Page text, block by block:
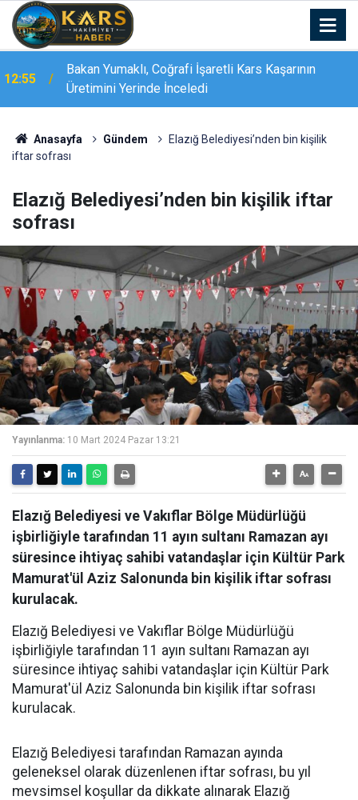
12:55
Bakan Yumaklı Kars’ta GEKİS’i tanıttı: Büyükbaş
hayvancılıkta "dijital kimlik" dönemi başladı
Anasayfa Gündem
Elazığ Belediyesi’nden bin kişilik
iftar sofrası
Elazığ Belediyesi’nden bin kişilik iftar
sofrası
Yayınlanma: 10 Mart 2024 Pazar 13:21
Elazığ Belediyesi ve Vakıflar Bölge Müdürlüğü
işbirliğiyle tarafından 11 ayın sultanı Ramazan ayı
süresince ihtiyaç sahibi vatandaşlar için Kültür Park
Mamurat'ül Aziz Salonunda bin kişilik iftar sofrası
kurulacak.
Elazığ Belediyesi ve Vakıflar Bölge Müdürlüğü
işbirliğiyle tarafından 11 ayın sultanı Ramazan ayı
süresince ihtiyaç sahibi vatandaşlar için Kültür Park
Mamurat'ül Aziz Salonunda bin kişilik iftar sofrası
kurulacak.
Elazığ Belediyesi tarafından Ramazan ayında
geleneksel olarak düzenlenen iftar sofrası, bu yıl
mevsimsel koşullar da dikkate alınarak Elazığ